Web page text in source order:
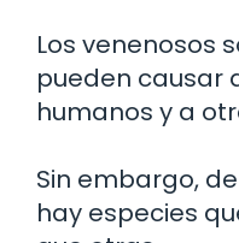
Los venenosos
pueden causar
humanos y a
Sin embargo,
hay especies